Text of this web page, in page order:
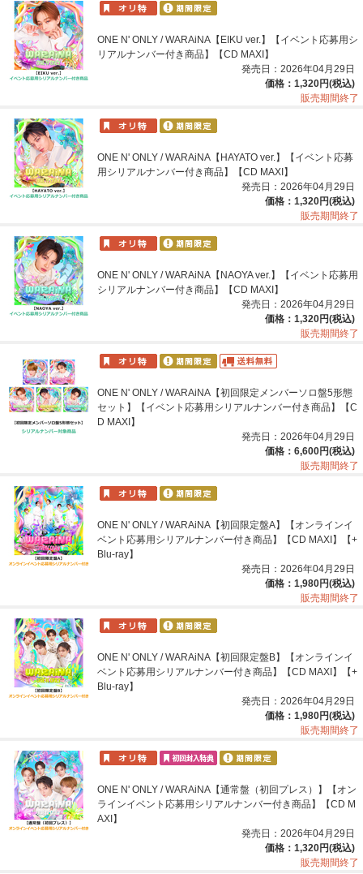
ONE N' ONLY / WARAiNA【EIKU ver.】【イベント応募用シ
リアルナンバー付き商品】【CD MAXI】
発売日：2026年04月29日
価格：1,320円(税込)
販売期間終了
ONE N' ONLY / WARAiNA【HAYATO ver.】【イベント応募
用シリアルナンバー付き商品】【CD MAXI】
発売日：2026年04月29日
価格：1,320円(税込)
販売期間終了
ONE N' ONLY / WARAiNA【NAOYA ver.】【イベント応募用
シリアルナンバー付き商品】【CD MAXI】
発売日：2026年04月29日
価格：1,320円(税込)
販売期間終了
ONE N' ONLY / WARAiNA【初回限定メンバーソロ盤5形態
セット】【イベント応募用シリアルナンバー付き商品】【C
D MAXI】
発売日：2026年04月29日
価格：6,600円(税込)
販売期間終了
ONE N' ONLY / WARAiNA【初回限定盤A】【オンラインイ
ベント応募用シリアルナンバー付き商品】【CD MAXI】【+
Blu-ray】
発売日：2026年04月29日
価格：1,980円(税込)
販売期間終了
ONE N' ONLY / WARAiNA【初回限定盤B】【オンラインイ
ベント応募用シリアルナンバー付き商品】【CD MAXI】【+
Blu-ray】
発売日：2026年04月29日
価格：1,980円(税込)
販売期間終了
ONE N' ONLY / WARAiNA【通常盤（初回プレス）】【オン
ラインイベント応募用シリアルナンバー付き商品】【CD M
AXI】
発売日：2026年04月29日
価格：1,320円(税込)
販売期間終了